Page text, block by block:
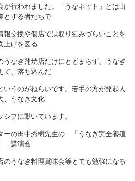
が行われました。「うなネット」とは山
とする者たちで
報交換や個店では取り組みづらいことを
上げを図る
うなぎ蒲焼店だけにとどまらず、うなぎ
て、落ち込んだ
いうのがねらいです。若手の方が発起人
、うなぎ文化
ブに動いています。
ーの田中秀樹先生の 「うなぎ完全養殖
講演会
のうなぎ料理賞味会等とても勉強になる